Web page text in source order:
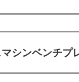
シンベンチプ